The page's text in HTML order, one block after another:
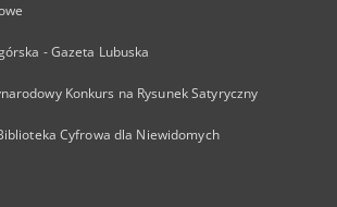
- Gazeta Lubuska
Konkurs na Rysunek Satyryczny
Cyfrowa dla Niewidomych